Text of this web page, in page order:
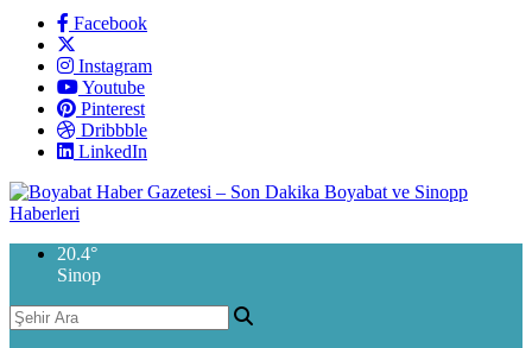
Facebook
Instagram
Youtube
Pinterest
Dribbble
LinkedIn
20.4°
Sinop